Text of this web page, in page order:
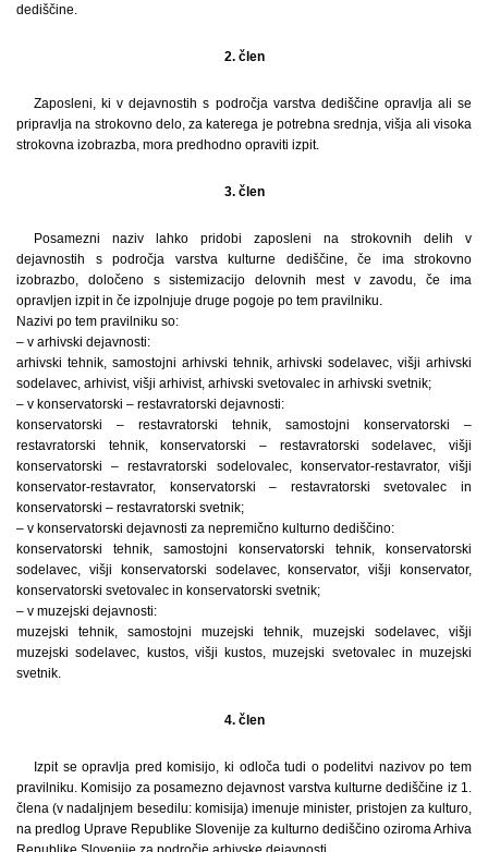
dediščine.
2. člen
Zaposleni, ki v dejavnostih s področja varstva dediščine opravlja ali se
pripravlja na strokovno delo, za katerega je potrebna srednja, višja ali visoka
strokovna izobrazba, mora predhodno opraviti izpit.
3. člen
Posamezni naziv lahko pridobi zaposleni na strokovnih delih v
dejavnostih s področja varstva kulturne dediščine, če ima strokovno
izobrazbo, določeno s sistemizacijo delovnih mest v zavodu, če ima
opravljen izpit in če izpolnjuje druge pogoje po tem pravilniku.
Nazivi po tem pravilniku so:
– v arhivski dejavnosti:
arhivski tehnik, samostojni arhivski tehnik, arhivski sodelavec, višji arhivski
sodelavec, arhivist, višji arhivist, arhivski svetovalec in arhivski svetnik;
– v konservatorski – restavratorski dejavnosti:
konservatorski – restavratorski tehnik, samostojni konservatorski –
restavratorski tehnik, konservatorski – restavratorski sodelavec, višji
konservatorski – restavratorski sodelovalec, konservator-restavrator, višji
konservator-restavrator, konservatorski – restavratorski svetovalec in
konservatorski – restavratorski svetnik;
– v konservatorski dejavnosti za nepremično kulturno dediščino:
konservatorski tehnik, samostojni konservatorski tehnik, konservatorski
sodelavec, višji konservatorski sodelavec, konservator, višji konservator,
konservatorski svetovalec in konservatorski svetnik;
– v muzejski dejavnosti:
muzejski tehnik, samostojni muzejski tehnik, muzejski sodelavec, višji
muzejski sodelavec, kustos, višji kustos, muzejski svetovalec in muzejski
svetnik.
4. člen
Izpit se opravlja pred komisijo, ki odloča tudi o podelitvi nazivov po tem
pravilniku. Komisijo za posamezno dejavnost varstva kulturne dediščine iz 1.
člena (v nadaljnjem besedilu: komisija) imenuje minister, pristojen za kulturo,
na predlog Uprave Republike Slovenije za kulturno dediščino oziroma Arhiva